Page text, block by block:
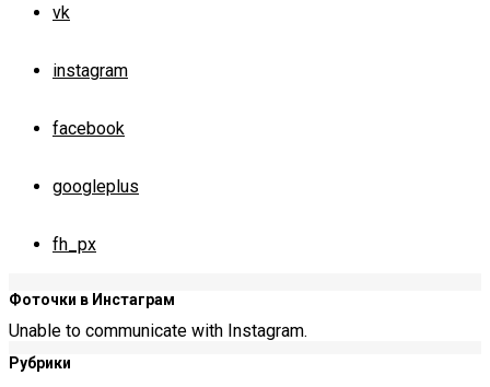
vk
instagram
facebook
googleplus
fh_px
Фоточки в Инстаграм
Unable to communicate with Instagram.
Рубрики